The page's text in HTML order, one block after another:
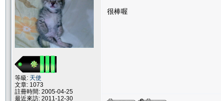
等級: 天使
文章: 1073
註冊時間: 2005-04-25
最近來訪: 2011-12-30
很棒喔